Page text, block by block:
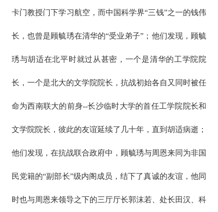
卡门教授门下学习航空，而中国科学界“三钱”之一的钱伟
长，也曾是顾毓琇在清华的“受业弟子”；他们发现，顾毓
琇与胡适在北平时就过从甚密，一个是清华的工学院院
长，一个是北大的文学院院长，抗战初始各自又同时被任
命为西南联大的前身--长沙临时大学的首任工学院院长和
文学院院长，彼此的友谊延续了几十年，直到胡适病逝；
他们发现，在抗战联合政府中，顾毓琇与周恩来同为非国
民党籍的“副部长”级内阁成员，结下了真诚的友谊，他同
时也与周恩来领导之下的三厅厅长郭沫若、处长田汉、科